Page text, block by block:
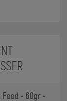
Food - 60gr -